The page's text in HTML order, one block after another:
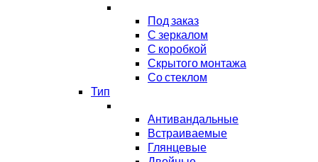
Под заказ
С зеркалом
С коробкой
Скрытого монтажа
Со стеклом
Тип
Антивандальные
Встраиваемые
Глянцевые